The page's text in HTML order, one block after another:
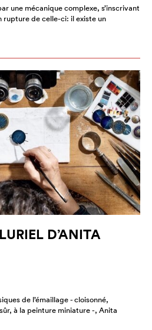
une mécanique complexe, s’inscrivant
rupture de celle-ci: il existe un
D’ANITA
de l’émaillage - cloisonné,
à la peinture miniature -, Anita